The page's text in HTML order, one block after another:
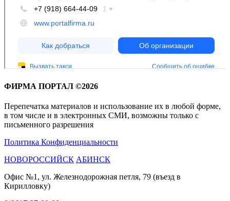
ФИРМА ПОРТАЛ ©2026
Перепечатка материалов и использование их в любой форме,
в том числе и в электронных СМИ, возможны только с
письменного разрешения
Политика Конфиденциальности
НОВОРОССИЙСК АБИНСК
Офис №1, ул. Железнодорожная петля, 79 (въезд в
Кирилловку)